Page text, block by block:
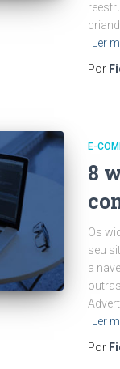
Ler
Por
E-
8
Os
seu
a
Ler
Por